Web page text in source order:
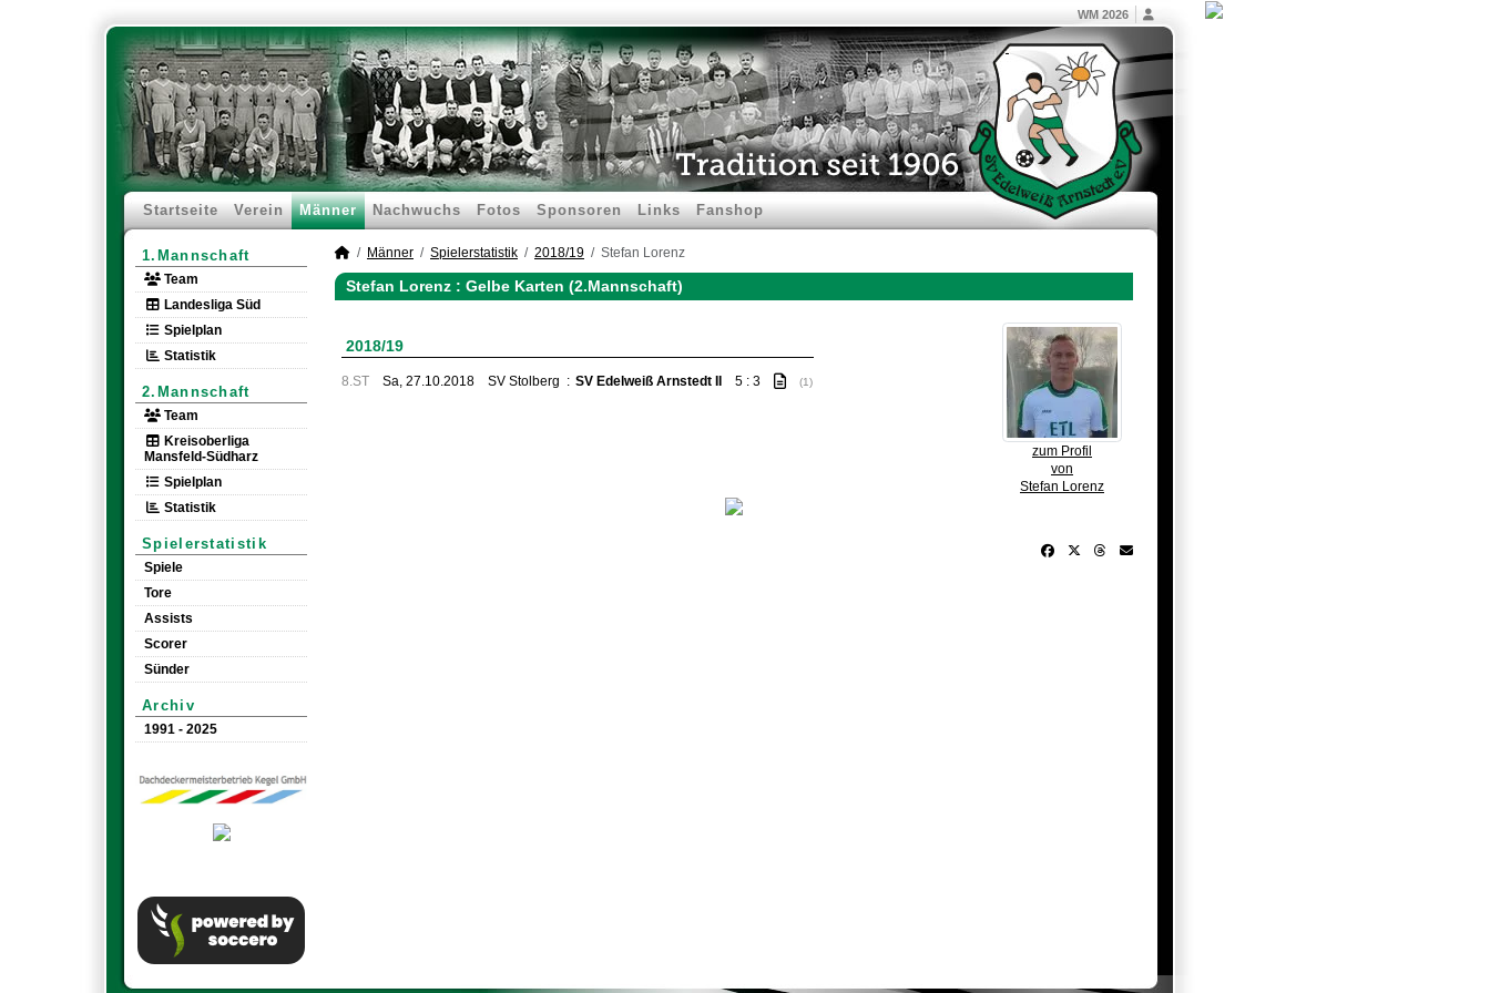
WM 2026
Startseite Verein Männer Nachwuchs Fotos Sponsoren Links Fanshop
1.Mannschaft
Team
Landesliga Süd
Spielplan
Statistik
2.Mannschaft
Team
Kreisoberliga
Mansfeld-Südharz
Spielplan
Statistik
Spielerstatistik
Spiele
Tore
Assists
Scorer
Sünder
Archiv
1991 - 2025
Männer Spielerstatistik 2018/19 Stefan Lorenz
Stefan Lorenz : Gelbe Karten (2.Mannschaft)
zum Profil
von
Stefan Lorenz
2018/19
8.ST Sa, 27.10.2018 SV Stolberg : SV Edelweiß Arnstedt II 5 : 3 (1)